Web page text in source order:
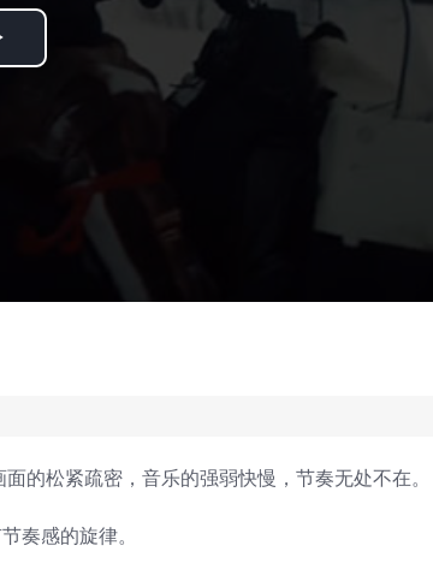
的松紧疏密，音乐的强弱快慢，节奏无处不在。
奏感的旋律。